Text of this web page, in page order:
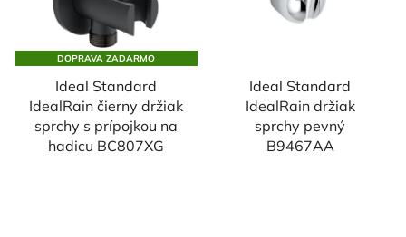
DOPRAVA ZADARMO
Ideal Standard
IdealRain čierny držiak
sprchy s prípojkou na
hadicu BC807XG
Ideal Standard
IdealRain držiak
sprchy pevný
B9467AA